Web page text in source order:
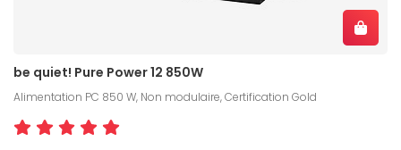
be quiet! Pure Power 12 850W
Alimentation PC 850 W, Non modulaire, Certification Gold